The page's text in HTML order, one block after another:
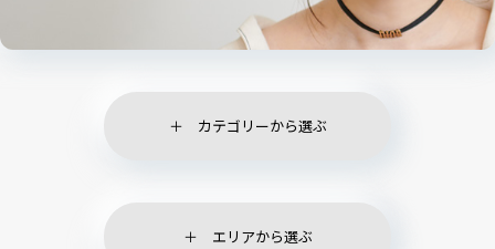
カテゴリーから選ぶ
エリアから選ぶ